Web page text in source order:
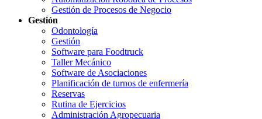
Gestión de Procesos de Negocio
Gestión
Odontología
Gestión
Software para Foodtruck
Taller Mecánico
Software de Asociaciones
Planificación de turnos de enfermería
Reservas
Rutina de Ejercicios
Administración Agropecuaria